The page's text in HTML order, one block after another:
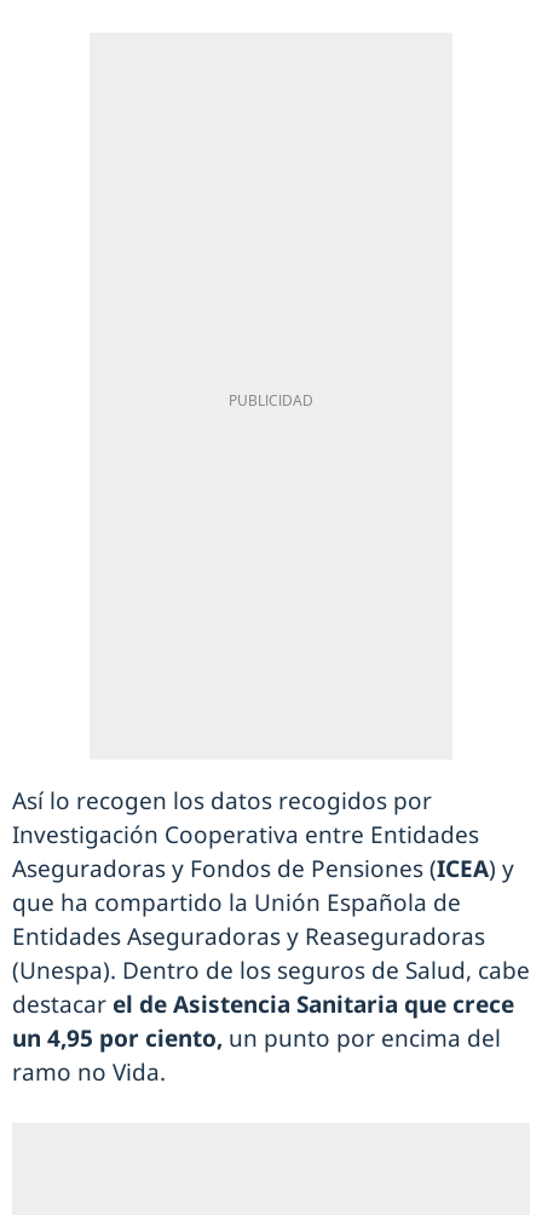
Así lo recogen los datos recogidos por
Investigación Cooperativa entre Entidades
Aseguradoras y Fondos de Pensiones (ICEA) y
que ha compartido la Unión Española de
Entidades Aseguradoras y Reaseguradoras
(Unespa). Dentro de los seguros de Salud, cabe
destacar el de Asistencia Sanitaria que crece
un 4,95 por ciento, un punto por encima del
ramo no Vida.